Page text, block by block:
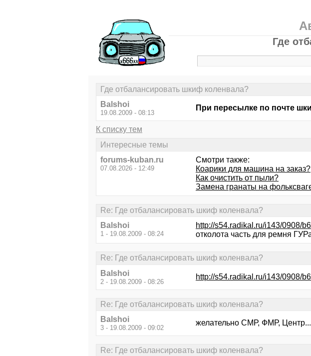
Где
Где отбалансировать шкиф коленвала?
Balshoi
19.08.2009 - 08:13
При пересылке по почте
К списку тем
Интересные темы
forums-kuban.ru
07.08.2026 - 12:49
Смотри также:
Коарики для машина на заказ?
Как очистить от пыли?
Замена гранаты на
Re: Где отбалансировать шкиф коленвала?
Balshoi
1 - 19.08.2009 - 08:24
http://s54.radikal.ru/i143/0908/
отколота часть для ремня
Re: Где отбалансировать шкиф коленвала?
Balshoi
2 - 19.08.2009 - 08:26
http://s54.radikal.ru/i143/0908/
Re: Где отбалансировать шкиф коленвала?
Balshoi
3 - 19.08.2009 - 09:02
желательно СМР, ФМР, Центр...
Re: Где отбалансировать шкиф коленвала?